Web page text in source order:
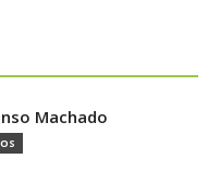
Machado